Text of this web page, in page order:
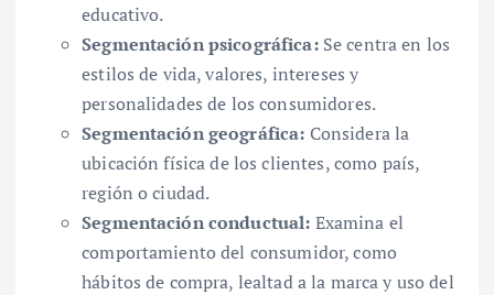
educativo.
Segmentación psicográfica:Se centra en los
estilos de vida, valores, intereses y
personalidades de los consumidores.
Segmentación geográfica: Considera la
ubicación física de los clientes, como país,
región o ciudad.
Segmentación conductual: Examina el
comportamiento del consumidor, como
hábitos de compra, lealtad a la marca y uso del